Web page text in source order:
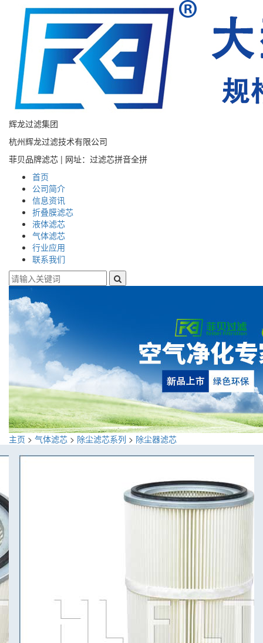
辉龙过滤集团
杭州辉龙过滤技术有限公司
菲贝品牌滤芯 | 网址：过滤芯拼音全拼
首页
公司简介
信息资讯
折叠膜滤芯
液体滤芯
气体滤芯
行业应用
联系我们
主页 > 气体滤芯 > 除尘滤芯系列 > 除尘器滤芯